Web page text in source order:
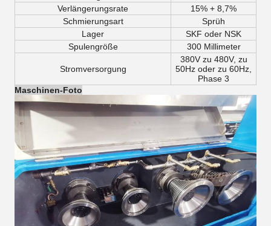
Verlängerungsrate
15% + 8,7%
Schmierungsart
Sprüh
Lager
SKF oder NSK
Spulengröße
300 Millimeter
Stromversorgung
380V zu 480V, zu
50Hz oder zu 60Hz,
Phase 3
Maschinen-Foto